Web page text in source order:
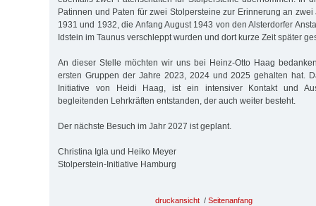
Patinnen und Paten für zwei Stolpersteine zur Erinnerung an
1931 und 1932, die Anfang August 1943 von den Alsterdorfer
Idstein im Taunus verschleppt wurden und dort kurze Zeit später
An dieser Stelle möchten wir uns bei Heinz-Otto Haag
ersten Gruppen der Jahre 2023, 2024 und 2025 gehalten hat.
Initiative von Heidi Haag, ist ein intensiver Kontakt und
begleitenden Lehrkräften entstanden, der auch weiter besteht.
Der nächste Besuch im Jahr 2027 ist geplant.
Christina Igla und Heiko Meyer
Stolperstein-Initiative Hamburg
druckansicht / Seitenanfang